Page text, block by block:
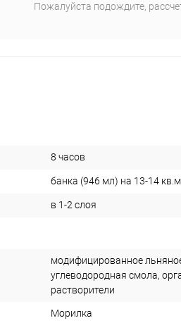
Пожалуйста подождите,
8 часов
банка (946 мл) на 13-14 кв.м..
в 1-2 слоя
модифицированное
углеводородная смола,
растворители
Морилка